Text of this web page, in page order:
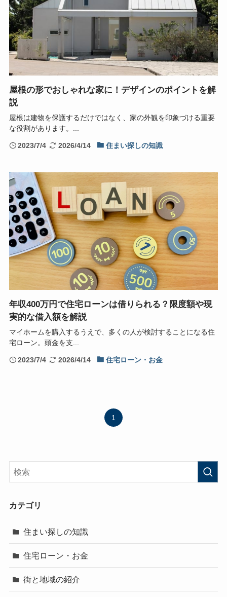
屋根の形でおしゃれな家に！デザインのポイントを解
説
屋根は建物を保護するだけではなく、家の外観を印象づける重要
な役割があります。...
2023/7/4 2026/4/14 住まい探しの知識
年収400万円で住宅ローンは借りられる？限度額や現
実的な借入額を解説
マイホームを購入するうえで、多くの人が検討することになる住
宅ローン。頭金を支...
2023/7/4 2026/4/14 住宅ローン・お金
1
カテゴリ
住まい探しの知識
住宅ローン・お金
街と地域の紹介